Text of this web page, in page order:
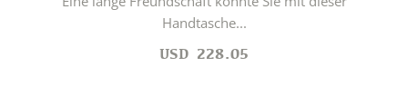
Handtasche...
USD 228.05